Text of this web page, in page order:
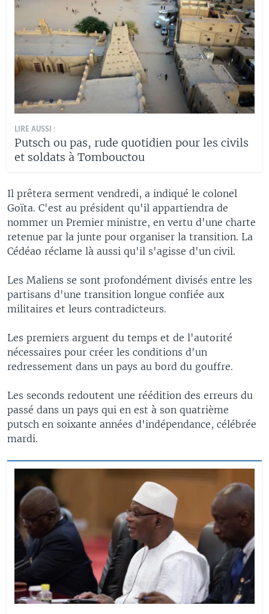
LIRE AUSSI :
Putsch ou pas, rude quotidien pour les civils
et soldats à Tombouctou
Il prêtera serment vendredi, a indiqué le colonel
Goïta. C'est au président qu'il appartiendra de
nommer un Premier ministre, en vertu d'une charte
retenue par la junte pour organiser la transition. La
Cédéao réclame là aussi qu'il s'agisse d'un civil.
Les Maliens se sont profondément divisés entre les
partisans d'une transition longue confiée aux
militaires et leurs contradicteurs.
Les premiers arguent du temps et de l'autorité
nécessaires pour créer les conditions d'un
redressement dans un pays au bord du gouffre.
Les seconds redoutent une réédition des erreurs du
passé dans un pays qui en est à son quatrième
putsch en soixante années d'indépendance, célébrée
mardi.